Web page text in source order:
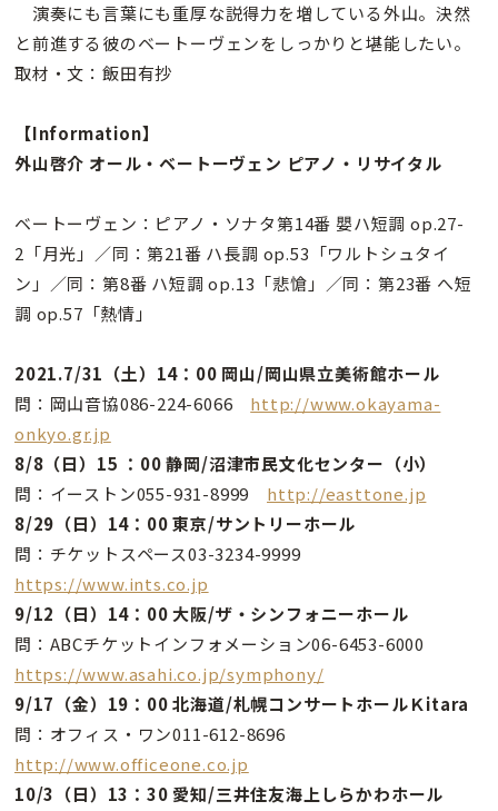
演奏にも言葉にも重厚な説得力を増している外山。決然
と前進する彼のベートーヴェンをしっかりと堪能したい。
取材・文：飯田有抄
【Information】
外山啓介 オール・ベートーヴェン ピアノ・リサイタル
ベートーヴェン：ピアノ・ソナタ第14番 嬰ハ短調 op.27-
2「月光」／同：第21番 ハ長調 op.53「ワルトシュタイ
ン」／同：第8番 ハ短調 op.13「悲愴」／同：第23番 へ短
調 op.57「熱情」
2021.7/31（土）14：00 岡山/岡山県立美術館ホール
問：岡山音協086-224-6066 http://www.okayama-
onkyo.gr.jp
8/8（日）15 ：00 静岡/沼津市民文化センター（小）
問：イーストン055-931-8999 http://easttone.jp
8/29（日）14：00 東京/サントリーホール
問：チケットスペース03-3234-9999
https://www.ints.co.jp
9/12（日）14：00 大阪/ザ・シンフォニーホール
問：ABCチケットインフォメーション06-6453-6000
https://www.asahi.co.jp/symphony/
9/17（金）19：00 北海道/札幌コンサートホールＫitara
問：オフィス・ワン011-612-8696
http://www.officeone.co.jp
10/3（日）13：30 愛知/三井住友海上しらかわホール